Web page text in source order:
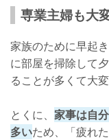
専業主婦も大
家族のために早起
に部屋を掃除して
ることが多くて大変
とくに、 家事は自
多いため、「疲れ